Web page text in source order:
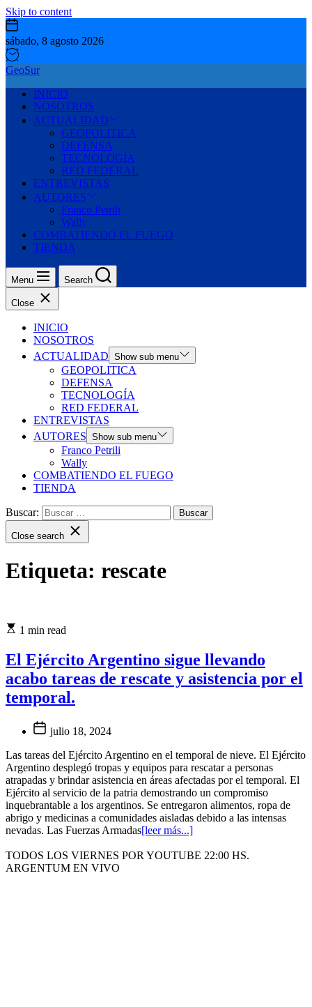
Skip to content
sábado, 8 agosto 2026
GeoSur
INICIO
NOSOTROS
ACTUALIDAD
GEOPOLITICA
DEFENSA
TECNOLOGÍA
RED FEDERAL
ENTREVISTAS
AUTORES
Franco Petrili
Wally
COMBATIENDO EL FUEGO
TIENDA
Menu Search
Close
INICIO
NOSOTROS
ACTUALIDAD Show sub menu
GEOPOLITICA
DEFENSA
TECNOLOGÍA
RED FEDERAL
ENTREVISTAS
AUTORES Show sub menu
Franco Petrili
Wally
COMBATIENDO EL FUEGO
TIENDA
Buscar:
Close search
Etiqueta: rescate
1 min read
El Ejército Argentino sigue llevando
acabo tareas de rescate y asistencia por el
temporal.
julio 18, 2024
Las tareas del Ejército Argentino en el temporal de nieve. El Ejército
Argentino desplegó tropas y equipos para rescatar a personas
atrapadas y brindar asistencia en áreas afectadas por el temporal. El
Ejército al servicio de la patria demostrando un compromiso
inquebrantable a los argentinos. Se entregaron alimentos, ropa de
abrigo y medicinas a comunidades aisladas debido a las intensas
nevadas. Las Fuerzas Armadas[leer más...]
TODOS LOS VIERNES POR YOUTUBE 22:00 HS.
ARGENTUM EN VIVO